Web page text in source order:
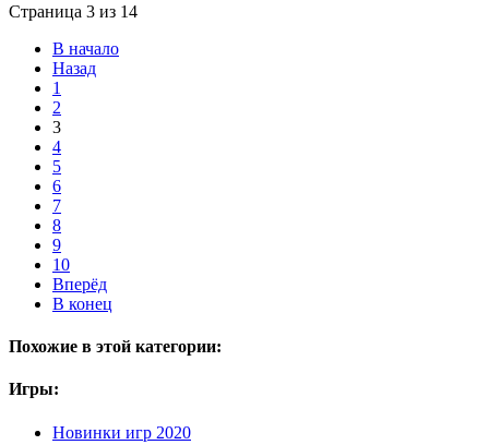
Страница 3 из 14
В начало
Назад
1
2
3
4
5
6
7
8
9
10
Вперёд
В конец
Похожие в этой категории:
Игры:
Новинки игр 2020